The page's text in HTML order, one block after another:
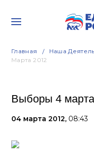
Главная Наша
Марта 2012
Выборы 4
04 марта 2012, 08:43